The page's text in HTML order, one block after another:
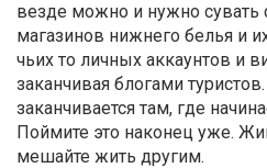
везде можно и нужно сувать
магазинов нижнего белья и
чьих то личных аккаунтов и
заканчивая блогами
заканчивается там, где
Поймите это наконец уже.
мешайте жить другим.